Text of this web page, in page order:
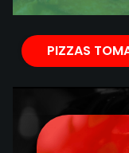
PIZZAS